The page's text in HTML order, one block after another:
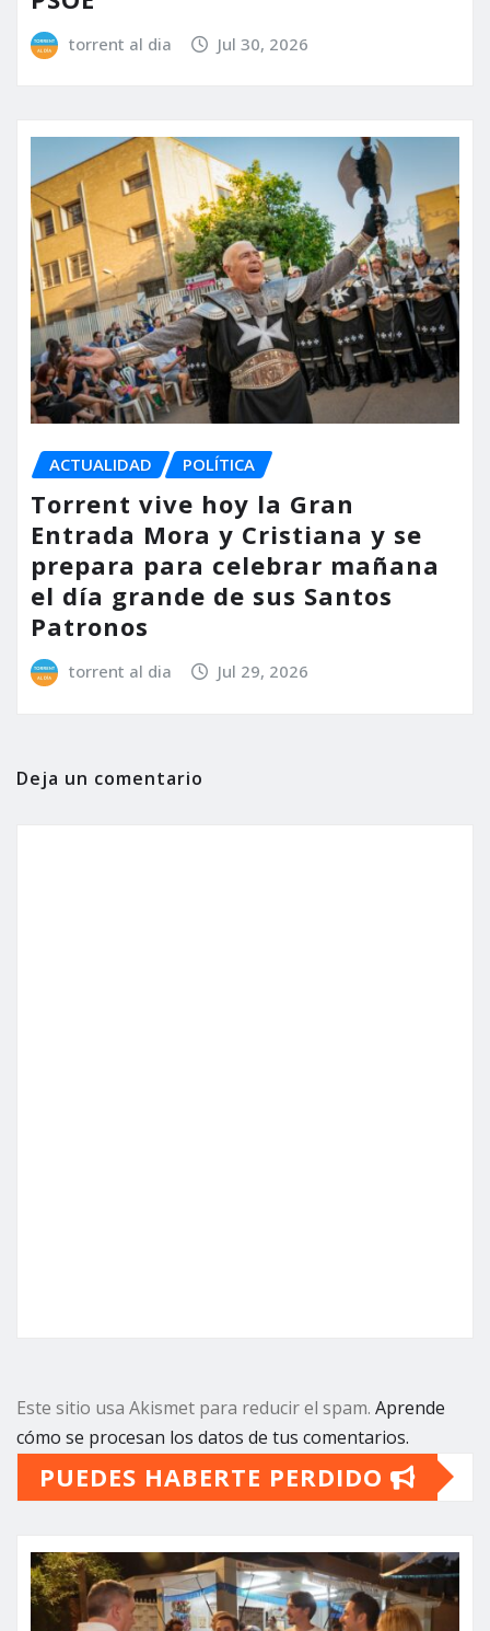
torrent al dia Jul 30, 2026
ACTUALIDAD POLÍTICA
Torrent vive hoy la Gran
Entrada Mora y Cristiana y se
prepara para celebrar mañana
el día grande de sus Santos
Patronos
torrent al dia Jul 29, 2026
Deja un comentario
Este sitio usa Akismet para reducir el spam. Aprende
cómo se procesan los datos de tus comentarios.
PUEDES HABERTE PERDIDO